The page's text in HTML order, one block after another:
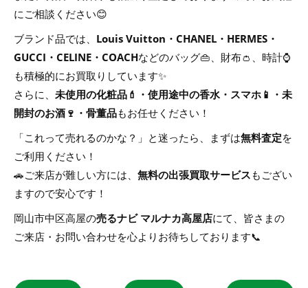
にご相談ください😊
ブランド品では、 Louis Vuitton・CHANEL・HERMES・
GUCCI・CELINE・COACHなどのバッグ👜、財布👛、時計⌚
も積極的にお買取りしています✨
さらに、 未使用の化粧品💄・使用途中の香水・スマホ📱・未
開封のお酒🍷・骨董品もお任せください！
「これって売れるのかな？」と迷ったら、まずは無料査定を
ご利用ください！
🚗ご来店が難しい方には、 無料の出張買取サービスもござい
ますので安心です！
岡山市中区高屋の売るナビ マルナカ高屋店にて、皆さまの
ご来店・お問い合わせを心よりお待ちしております📞